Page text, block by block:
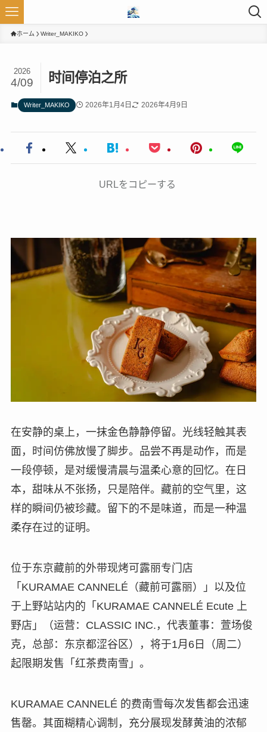
ホーム Writer_MAKIKO
时间停泊之所
2026
4/09
Writer_MAKIKO 2026年1月4日 2026年4月9日
URLをコピーする
在安静的桌上，一抹金色静静停留。光线轻触其表
面，时间仿佛放慢了脚步。品尝不再是动作，而是
一段停顿，是对缓慢清晨与温柔心意的回忆。在日
本，甜味从不张扬，只是陪伴。藏前的空气里，这
样的瞬间仍被珍藏。留下的不是味道，而是一种温
柔存在过的证明。
位于东京藏前的外带现烤可露丽专门店
「KURAMAE CANNELÉ（藏前可露丽）」以及位
于上野站站内的「KURAMAE CANNELÉ Ecute 上
野店」（运营：CLASSIC INC.，代表董事：萱场俊
克，总部：东京都涩谷区），将于1月6日（周二）
起限期发售「红茶费南雪」。
KURAMAE CANNELÉ 的费南雪每次发售都会迅速
售罄。其面糊精心调制，充分展现发酵黄油的浓郁